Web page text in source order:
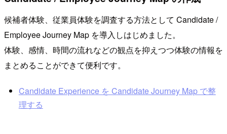
候補者体験、従業員体験を調査する方法として Candidate /
Employee Journey Map を導入しはじめました。
体験、感情、時間の流れなどの観点を抑えつつ体験の情報を
まとめることができて便利です。
Candidate Experience を Candidate Journey Map で整
理する